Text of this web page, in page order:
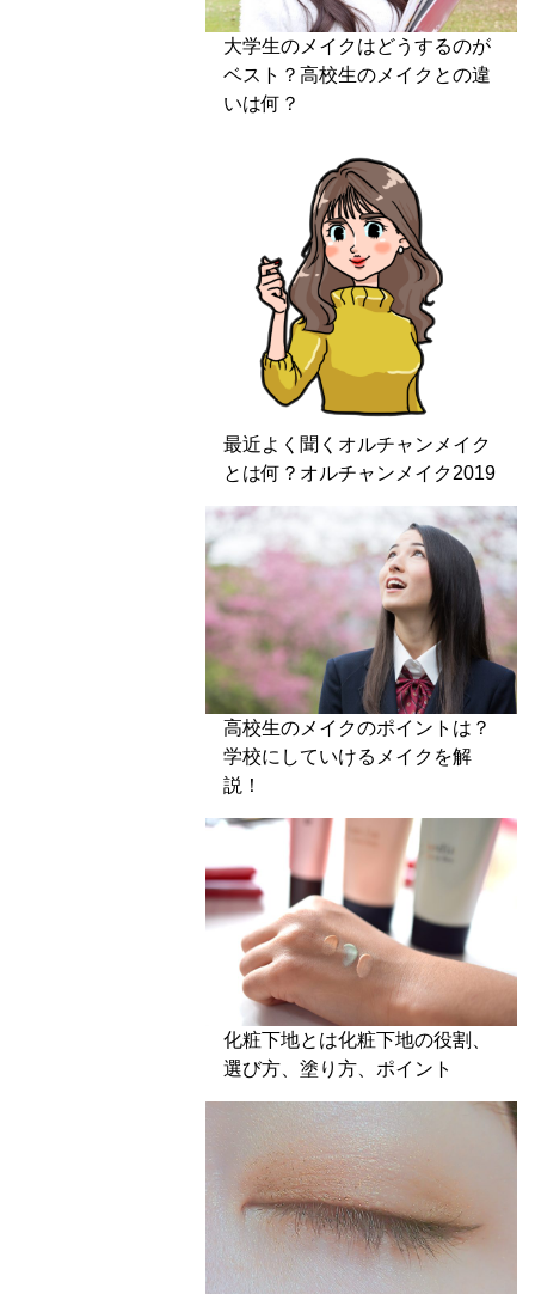
大学生のメイクはどうするのが
ベスト？高校生のメイクとの違
いは何？
最近よく聞くオルチャンメイク
とは何？オルチャンメイク2019
高校生のメイクのポイントは？
学校にしていけるメイクを解
説！
化粧下地とは化粧下地の役割、
選び方、塗り方、ポイント